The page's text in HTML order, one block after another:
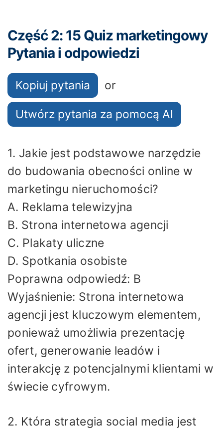
Część 2: 15 Quiz marketingowy
Pytania i odpowiedzi
Kopiuj pytania or
Utwórz pytania za pomocą AI
1. Jakie jest podstawowe narzędzie
do budowania obecności online w
marketingu nieruchomości?
A. Reklama telewizyjna
B. Strona internetowa agencji
C. Plakaty uliczne
D. Spotkania osobiste
Poprawna odpowiedź: B
Wyjaśnienie: Strona internetowa
agencji jest kluczowym elementem,
ponieważ umożliwia prezentację
ofert, generowanie leadów i
interakcję z potencjalnymi klientami w
świecie cyfrowym.
2. Która strategia social media jest